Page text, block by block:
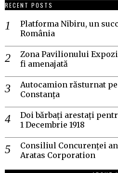
RECENT POSTS
Platforma Nibiru, un
România
Zona Pavilionului
fi amenajată
Autocamion răsturnat
Constanța
Doi bărbați arestați
1 Decembrie 1918
Consiliul Concurenței
Aratas Corporation